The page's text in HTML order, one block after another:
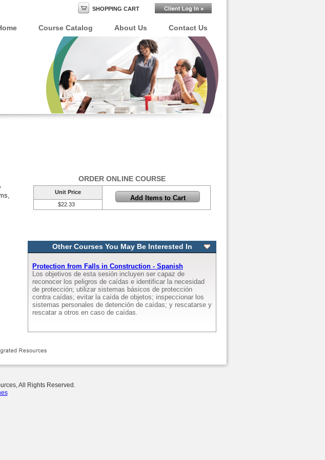
SHOPPING CART
Course Catalog About Us Contact Us
ORDER ONLINE COURSE
Unit Price
$22.33
Other Courses You May Be Interested In
Protection from Falls in Construction - Spanish
Los objetivos de esta sesión incluyen ser capaz de
reconocer los peligros de caídas e identificar la necesidad
de protección; utilizar sistemas básicos de protección
contra caídas; evitar la caída de objetos; inspeccionar los
sistemas personales de detención de caídas; y rescatarse y
rescatar a otros en caso de caídas.
All Rights Reserved.